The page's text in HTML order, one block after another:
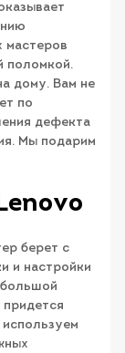
мастеров
поломкой.
дому. Вам не
по
дефекта
Мы подарим
берет с
и настройки